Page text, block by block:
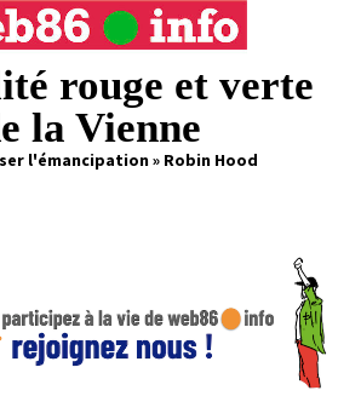
rouge et verte
la Vienne
l'émancipation » Robin Hood